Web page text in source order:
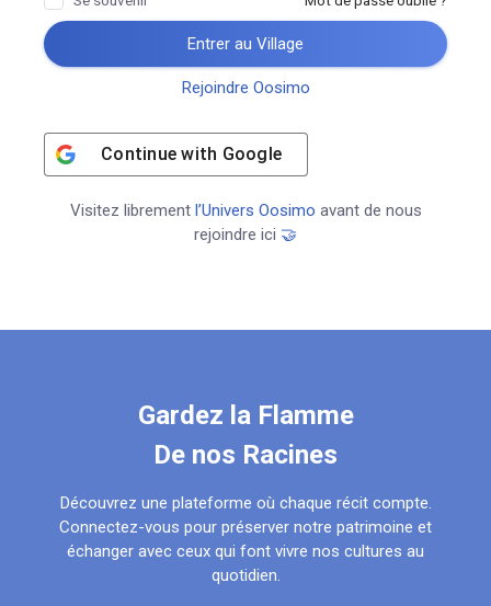
Gardez la Flamme
De nos Racines
Découvrez une plateforme où chaque récit compte.
Connectez-vous pour préserver notre patrimoine et
échanger avec ceux qui font vivre nos cultures au
quotidien.
Entrer au Village
Rejoindre Oosimo
Continue with Google
Visitez librement l’Univers Oosimo avant de nous
rejoindre ici 🤝